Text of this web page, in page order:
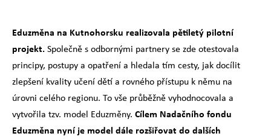
Eduzměna na Kutnohorsku realizovala pětiletý pilotní
projekt.Společně s odbornými partnery se zde otestovala
principy, postupy a opatření a hledala tím cesty, jak docílit
zlepšení kvality učení dětí a rovného přístupu k němu na
úrovni celého regionu. To vše průběžně vyhodnocovala a
vytvořila tzv. model Eduzměny. Cílem Nadačního fondu
Eduzměna nyní je model dále rozšiřovat do dalších